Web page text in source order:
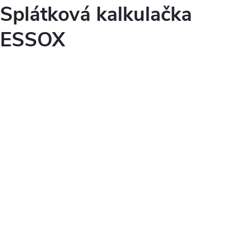
Splátková kalkulačka
ESSOX